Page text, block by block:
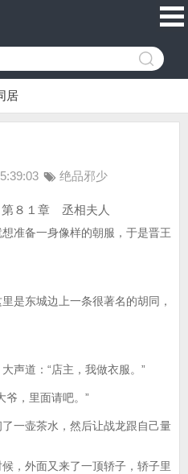
居
绝品邪少
相夫人
备一身像样的朝服，于是晋王
东城边上一条很著名的胡同，
道：“店主，我做衣服。”
，里面请吧。”
壶茶水，然后让战龙跟自己量
，外面又来了一顶轿子，轿子里